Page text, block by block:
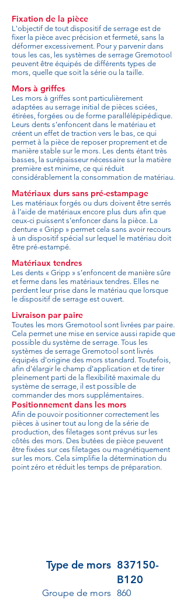
Fixation de la pièce
L'objectif de tout dispositif de serrage est de
fixer la pièce avec précision et fermeté, sans la
déformer excessivement. Pour y parvenir dans
tous les cas, les systèmes de serrage Gremotool
peuvent être équipés de différents types de
mors, quelle que soit la série ou la taille.
Mors à griffes
Les mors à griffes sont particulièrement
adaptées au serrage initial de pièces sciées,
étirées, forgées ou de forme parallélépipédique.
Leurs dents s’enfoncent dans le matériau et
créent un effet de traction vers le bas, ce qui
permet à la pièce de reposer proprement et de
manière stable sur le mors. Les dents étant très
basses, la surépaisseur nécessaire sur la matière
première est minime, ce qui réduit
considérablement la consommation de matériau.
Matériaux durs sans pré-estampage
Les matériaux forgés ou durs doivent être serrés
à l’aide de matériaux encore plus durs afin que
ceux-ci puissent s’enfoncer dans la pièce. La
denture « Gripp » permet cela sans avoir recours
à un dispositif spécial sur lequel le matériau doit
être pré-estampé.
Matériaux tendres
Les dents « Gripp » s’enfoncent de manière sûre
et ferme dans les matériaux tendres. Elles ne
perdent leur prise dans le matériau que lorsque
le dispositif de serrage est ouvert.
Livraison par paire
Toutes les mors Gremotool sont livrées par paire.
Cela permet une mise en service aussi rapide que
possible du système de serrage. Tous les
systèmes de serrage Gremotool sont livrés
équipés d'origine des mors standard. Toutefois,
afin d'élargir le champ d'application et de tirer
pleinement parti de la flexibilité maximale du
système de serrage, il est possible de
commander des mors supplémentaires.
Positionnement dans les mors
Afin de pouvoir positionner correctement les
pièces à usiner tout au long de la série de
production, des filetages sont prévus sur les
côtés des mors. Des butées de pièce peuvent
être fixées sur ces filetages ou magnétiquement
sur les mors. Cela simplifie la détermination du
point zéro et réduit les temps de préparation.
Type de mors 837150-
B120
Groupe de mors 860